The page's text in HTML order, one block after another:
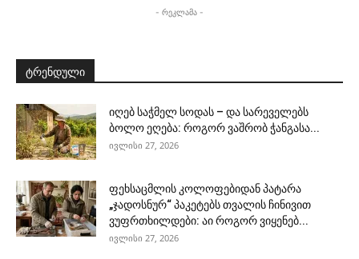
- რეკლამა -
ტრენდული
იღებ საჭმელ სოდას – და სარეველებს
ბოლო ეღება: როგორ ვაშრობ ჭანგასა...
ივლისი 27, 2026
ფეხსაცმლის კოლოფებიდან პატარა
„ჯადოსნურ“ პაკეტებს თვალის ჩინივით
ვუფრთხილდები: აი როგორ ვიყენებ...
ივლისი 27, 2026